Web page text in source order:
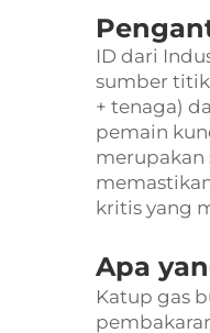
ID dari
sumber
+ tenaga)
pemain
merupakan
kritis yang
Apa
Katup gas